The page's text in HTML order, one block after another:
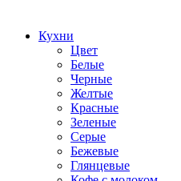
Кухни
Цвет
Белые
Черные
Желтые
Красные
Зеленые
Серые
Бежевые
Глянцевые